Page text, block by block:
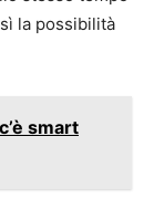
la possibilità
smart